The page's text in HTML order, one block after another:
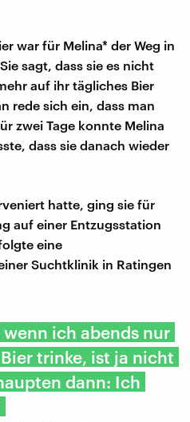
war für Melina* der Weg in
sagt, dass sie es nicht
auf ihr tägliches Bier
rede sich ein, dass man
zwei Tage konnte Melina
dass sie danach wieder
hatte, ging sie für
auf einer Entzugsstation
eine
Suchtklinik in Ratingen
ich abends nur
trinke, ist ja nicht
dann: Ich